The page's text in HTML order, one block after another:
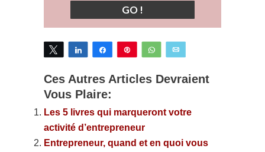
GO !
Tweetez Partagez Partagez Épingle WhatsApp
Ces Autres Articles Devraient
Vous Plaire:
Les 5 livres qui marqueront votre
activité d’entrepreneur
Entrepreneur, quand et en quoi vous